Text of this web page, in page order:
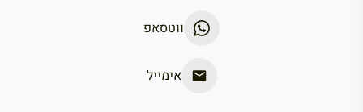
ווטסאפ
אימייל